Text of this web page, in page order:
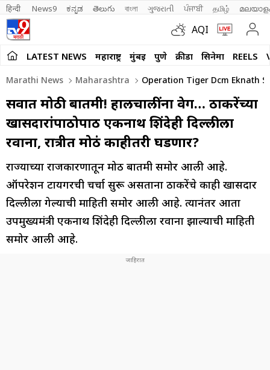
हिन्दी News9 ಕನ್ನಡ తెలుగు বাংলা ગુજરાતી ਪੰਜਾਬੀ தமிழ்
AQI
LATEST NEWS महाराष्ट्र मुंबई पुणे क्रीडा सिनेमा REELS
Marathi News Maharashtra Operation Tiger Dcm Eknath
सर्वात मोठी बातमी! हालचालींना वेग… ठाकरेंच्या
खासदारांपाठोपाठ एकनाथ शिंदेही दिल्लीला
रवाना, रात्रीत मोठं काहीतरी घडणार?
राज्याच्या राजकारणातून मोठी बातमी समोर आली आहे.
ऑपरेशन टायगरची चर्चा सुरू असताना ठाकरेंचे काही खासदार
दिल्लीला गेल्याची माहिती समोर आली आहे. त्यानंतर आता
उपमुख्यमंत्री एकनाथ शिंदेही दिल्लीला रवाना झाल्याची माहिती
समोर आली आहे.